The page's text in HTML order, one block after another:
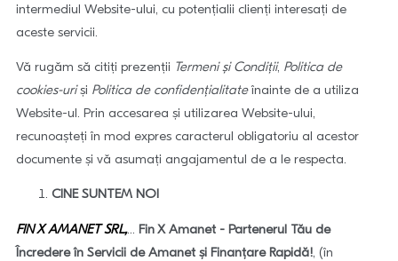
intermediul Website-ului, cu potențialii clienți interesați de
aceste servicii.
Vă rugăm să citiţi prezenții Termeni și Condiții, Politica de
cookies-urişi Politica de confidenţialitateînainte de a utiliza
Website-ul. Prin accesarea și utilizarea Website-ului,
recunoașteți în mod expres caracterul obligatoriu al acestor
documente și vă asumați angajamentul de a le respecta.
CINE SUNTEM NOI
FIN X AMANET SRL,... Fin X Amanet - Partenerul Tău de
Încredere în Servicii de Amanet și Finanțare Rapidă!, (în